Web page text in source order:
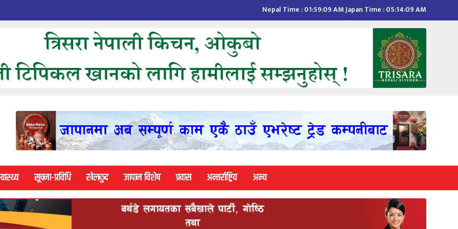
Nepal Time :01:59:10 AMJapan Time :05:14:10 AM
सूचना-प्रविधि खेलकुद जापान विशेष प्रवास अन्तर्राष्ट्रिय अन्य